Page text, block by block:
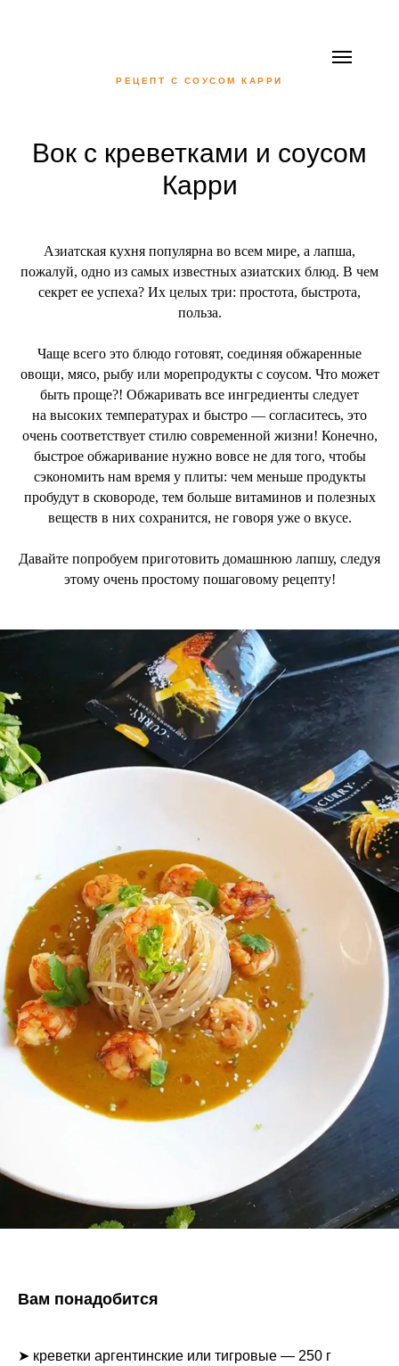
РЕЦЕПТ С СОУСОМ КАРРИ
Вок с креветками и соусом
Карри
Азиатская кухня популярна во всем мире, а лапша,
пожалуй, одно из самых известных азиатских блюд. В чем
секрет ее успеха? Их целых три: простота, быстрота,
польза.
Чаще всего это блюдо готовят, соединяя обжаренные
овощи, мясо, рыбу или морепродукты с соусом. Что может
быть проще?! Обжаривать все ингредиенты следует
на высоких температурах и быстро — согласитесь, это
очень соответствует стилю современной жизни! Конечно,
быстрое обжаривание нужно вовсе не для того, чтобы
сэкономить нам время у плиты: чем меньше продукты
пробудут в сковороде, тем больше витаминов и полезных
веществ в них сохранится, не говоря уже о вкусе.
Давайте попробуем приготовить домашнюю лапшу, следуя
этому очень простому пошаговому рецепту!
Вам понадобится
➤ креветки аргентинские или тигровые — 250 г